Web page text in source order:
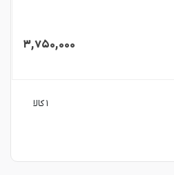
۳,۷۵۰,۰۰۰
۱ کالا